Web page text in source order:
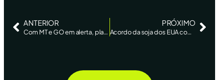
ANTERIOR
Com MT e GO em alerta, plantio de soja do Brasil chega a 81%
PRÓXIMO
Acordo da soja dos EUA com China afeta pouco o mercado do Brasil